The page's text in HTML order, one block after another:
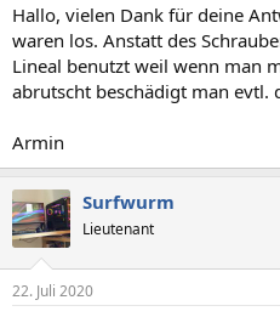
Hallo, vielen Dank für deine
waren los. Anstatt des
Lineal benutzt weil wenn man
abrutscht beschädigt man evtl.
Armin
Surfwurm
Lieutenant
22. Juli 2020